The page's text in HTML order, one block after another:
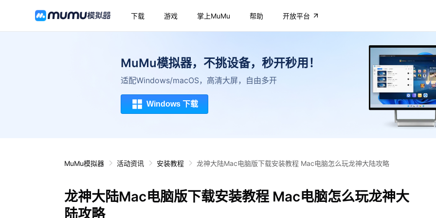
下载 游戏 掌上MuMu 帮助 开放平台
MuMu模拟器，不挑设备，秒开秒用！
适配Windows/macOS，高清大屏，自由多开
Windows 下载
MuMu模拟器 活动资讯 安装教程 龙神大陆Mac电脑版下载安装教程 Mac电脑怎么玩龙神大陆攻略
龙神大陆Mac电脑版下载安装教程 Mac电脑怎么玩龙神大
陆攻略